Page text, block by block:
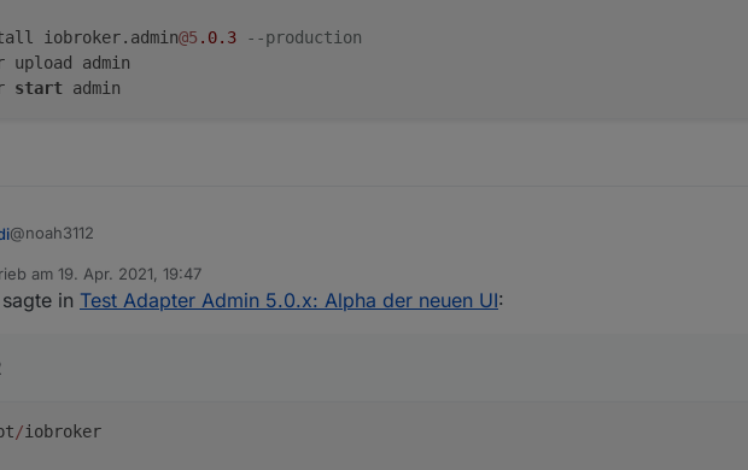
iobroker.admin@5 .0.3
--production
upload admin
start admin
@noah3112
cd /opt/iobroker
am 19. Apr. 2021, 19:47
editiert von
sagte in Test Adapter Admin 5.0.x: Alpha der neuen UI:
/iobroker